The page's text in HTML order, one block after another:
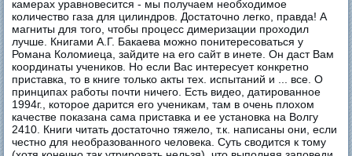
камерах уравновесится - мы получаем необходимое
количество газа для цилиндров. Достаточно легко, правда! А
магниты для того, чтобы процесс димеризации проходил
лучше. Книгами А.Г. Бакаева можно понитересоваться у
Романа Коломиеца, зайдите на его сайт в инете. Он даст Вам
координаты учеников. Но если Вас интересует конкретно
приставка, то в книге только акты тех. испытаний и ... все. О
принципах работы почти ничего. Есть видео, датированное
1994г., которое дарится его ученикам, там в очень плохом
качестве показана сама приставка и ее установка на Волгу
2410. Книги читать достаточно тяжело, т.к. написаны они, если
честно для необразованного человека. Суть сводится к тому